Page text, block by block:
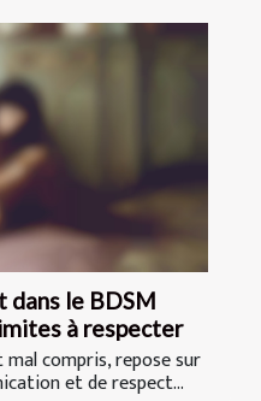
dans le BDSM
à respecter
mal compris, repose sur
et de respect...